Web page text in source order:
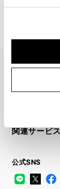
FAQ・お問
関連サービ
公式SNS
LINE
X